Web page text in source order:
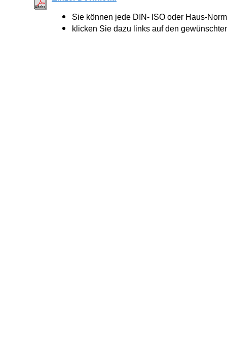
Sie können jede DIN- ISO oder Haus-
klicken Sie dazu links auf den